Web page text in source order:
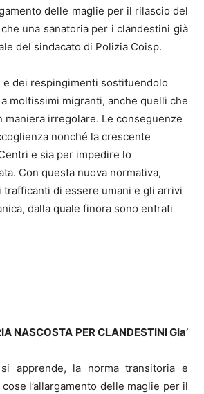
delle maglie per il rilascio del
una sanatoria per i clandestini già
del sindacato di Polizia Coisp.
dei respingimenti sostituendolo
moltissimi migranti, anche quelli che
irregolare. Le conseguenze
nonché la crescente
e sia per impedire lo
Con questa nuova normativa,
di essere umani e gli arrivi
dalla quale finora sono entrati
NASCOSTA PER CLANDESTINI GIa’
apprende, la norma transitoria e
l’allargamento delle maglie per il